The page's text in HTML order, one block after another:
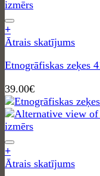
+
Ātrais skatījums
Etnogrāfiskas zeķes
39.00€
+
Ātrais skatījums